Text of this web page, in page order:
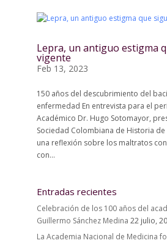
Lepra, un antiguo estigma
vigente
Feb 13, 2023
150 años del descubrimiento del
enfermedad En entrevista para el
Académico Dr. Hugo Sotomayor,
Sociedad Colombiana de Historia de
una reflexión sobre los maltratos
con...
Entradas recientes
Celebración de los 100 años del
Guillermo Sánchez Medina 22 julio,
La Academia Nacional de Medicina